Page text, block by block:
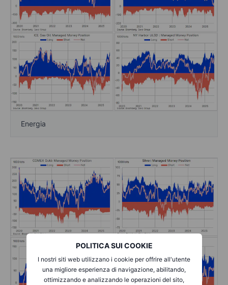
POLITICA SUI COOKIE
I nostri siti web utilizzano i cookie per offrire all'utente
una migliore esperienza di navigazione, abilitando,
ottimizzando e analizzando le operazioni del sito,
Energia